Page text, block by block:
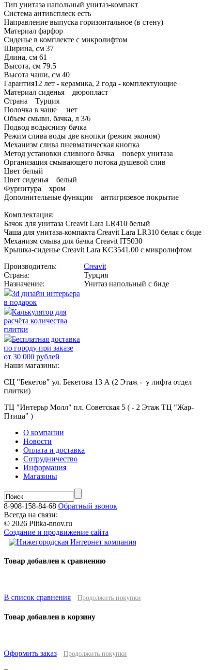
Тип унитаза напольный унитаз-компакт
Система антивсплеск есть
Направление выпуска горизонтальное (в стену)
Материал фарфор
Сиденье в комплекте с микролифтом
Ширина, см 37
Длина, см 61
Высота, см 79.5
Высота чаши, см 40
Гарантия12 лет - керамика, 2 года - комплектующие
Материал сиденья дюропласт
Страна Турция
Полочка в чаше нет
Объем смывн. бачка, л 3/6
Подвод водыснизу бачка
Режим слива воды две кнопки (режим эконом)
Механизм слива пневматическая кнопка
Метод установки сливного бачка поверх унитаза
Организация смывающего потока душевой слив
Цвет белый
Цвет сиденья белый
Фурнитура хром
Дополнительные функции антигрязевое покрытие
Комплектация:
Бачок для унитаза Creavit Lara LR410 белый
Чаша для унитаза-компакта Creavit Lara LR310 белая с биде
Механизм смыва для бачка Creavit IT5030
Крышка-сиденье Creavit Lara KC3541.00 с микролифтом
Производитель:
Creavit
Страна:
Турция
Назначение:
Унитаз напольный с биде
3d дизайн интерьера
в подарок
Калькулятор для
расчёта количества
плитки
Бесплатная доставка
по городу при заказе
от 30 000 рублей
Наши магазины:
СЦ "Бекетов" ул. Бекетова 13 А (2 Этаж - у лифта отдел
плитки)
ТЦ "Интерьр Молл" пл. Советская 5 ( - 2 Этаж ТЦ "Жар-
Птица" )
О компании
Новости
Оплата и доставка
Сотрудничество
Информация
Магазины
8-908-158-84-68 Обратный звонок
Всегда на связи:
© 2026 Plitka-nnov.ru
Создание и продвижение сайта
Товар добавлен к сравнению
В список сравнения Продолжить покупки
Товар добавлен в корзину
Оформить заказ Продолжить покупки